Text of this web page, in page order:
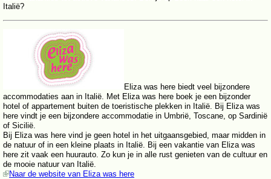
Italië?
Eliza was here biedt veel bijzondere
accommodaties aan in Italië. Met Eliza was here boek je een bijzonder
hotel of appartement buiten de toeristische plekken in Italië. Bij Eliza was
here vindt je een bijzondere accommodatie in Umbrië, Toscane, op Sardinië
of Sicilië.
Bij Eliza was here vind je geen hotel in het uitgaansgebied, maar midden in
de natuur of in een kleine plaats in Italië. Bij een vakantie van Eliza was
here zit vaak een huurauto. Zo kun je in alle rust genieten van de cultuur en
de mooie natuur van Italië.
Naar de website van Eliza was here